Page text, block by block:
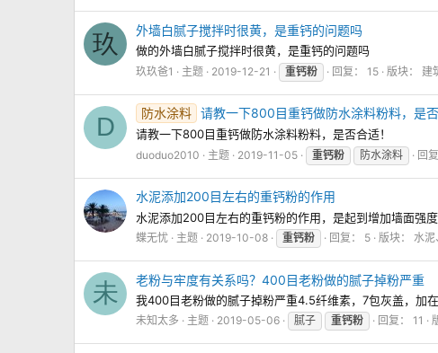
玖 外墙白腻子搅拌时很黄，是重钙的问题吗
做的外墙白腻子搅拌时很黄，是重钙的问题吗
玖玖爸1 主题 2019-12-21 重钙粉 回复： 15 版块： 建
D 防水涂料 请教一下800目重钙做防水涂料粉料，是否
请教一下800目重钙做防水涂料粉料，是否合适！
duoduo2010 主题 2019-11-05 重钙粉 防水涂料 回
水泥添加200目左右的重钙粉的作用
水泥添加200目左右的重钙粉的作用，是起到增加墙面强
蝶无忧 主题 2019-10-08 重钙粉 回复： 5 版块： 水
未 老粉与牢度有关系吗？400目老粉做的腻子掉粉严重
我400目老粉做的腻子掉粉严重4.5纤维素，7包灰盖，加
未知太多 主题 2019-05-06 腻子 重钙粉 回复： 11